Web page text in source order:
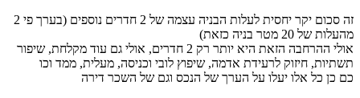
זה סכום יקר יחסית לעלות הבניה עצמה של 2 חדרים נוספים (בערך פי 2
מהעלות של 20 מטר בניה כזאת)
אולי ההרחבה הזאת היא יותר רק 2 חדרים, אולי גם עוד מקלחת, שיפור
תשתיות, חיזוק לרעידת אדמה, שיפוץ לובי וכניסה, מעלית, ממד וכו
כם כן כל אלו יעלו על הערך של הנכס וגם של השכר דירה